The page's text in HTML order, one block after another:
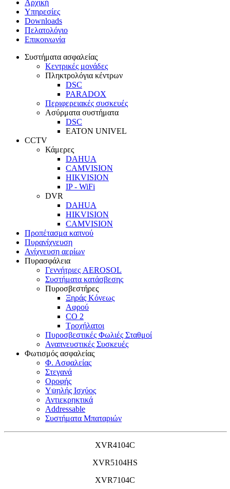
Αρχική
Υπηρεσίες
Downloads
Πελατολόγιο
Επικοινωνία
Συστήματα ασφαλείας
Κεντρικές μονάδες
Πληκτρολόγια κέντρων
DSC
PARADOX
Περιφερειακές συσκευές
Ασύρματα συστήματα
DSC
EATON UNIVEL
CCTV
Κάμερες
DAHUA
CAMVISION
HIKVISION
IP - WiFi
DVR
DAHUA
HIKVISION
CAMVISION
Προπέτασμα καπνού
Πυρανίχνευση
Ανίχνευση αερίων
Πυρασφάλεια
Γεννήτριες AEROSOL
Συστήματα κατάσβεσης
Πυροσβεστήρες
Ξηράς Κόνεως
Αφρού
CO 2
Τροχήλατοι
Πυροσβεστικές Φωλιές Σταθμοί
Αναπνευστικές Συσκευές
Φωτισμός ασφαλείας
Φ. Ασφαλείας
Στεγανά
Οροφής
Υψηλής Ισχύος
Αντιεκρηκτικά
Addressable
Συστήματα Μπαταριών
XVR4104C
XVR5104HS
XVR7104C